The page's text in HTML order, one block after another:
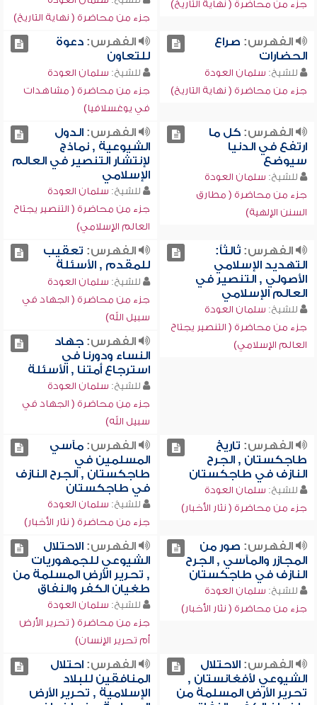
جزء من محاضرة ( نهاية التاريخ)
جزء من محاضرة ( نهاية التاريخ)
الفهرس: صراع
الحضارات
للشيخ: سلمان العودة
جزء من محاضرة ( نهاية التاريخ)
الفهرس:دعوة
للتعاون
للشيخ: سلمان العودة
جزء من محاضرة ( مشاهدات
في يوغسلافيا)
الفهرس:كل ما
ارتفع في الدنيا
سيوضع
للشيخ: سلمان العودة
جزء من محاضرة ( مطارق
السنن الإلهية)
الفهرس:الدول
الشيوعية , نماذج
لإنتشار التنصير في العالم
الإسلامي
للشيخ: سلمان العودة
جزء من محاضرة ( التنصير يجتاح
العالم الإسلامي)
الفهرس:ثالثاً:
التهديد الإسلامي
الأصولي , التنصير في
العالم الإسلامي
للشيخ: سلمان العودة
جزء من محاضرة ( التنصير يجتاح
العالم الإسلامي)
الفهرس: تعقيب
للمقدم , الأسئلة
للشيخ: سلمان العودة
جزء من محاضرة ( الجهاد في
سبيل الله)
الفهرس:جهاد
النساء ودورنا في
استرجاع أمتنا , الأسئلة
للشيخ: سلمان العودة
جزء من محاضرة ( الجهاد في
سبيل الله)
الفهرس: تاريخ
طاجكستان , الجرح
النازف في طاجكستان
للشيخ: سلمان العودة
جزء من محاضرة ( نثار الأخبار)
الفهرس:مآسي
المسلمين في
طاجكستان , الجرح النازف
في طاجكستان
للشيخ: سلمان العودة
جزء من محاضرة ( نثار الأخبار)
الفهرس: صور من
المجازر والمآسي , الجرح
النازف في طاجكستان
للشيخ: سلمان العودة
جزء من محاضرة ( نثار الأخبار)
الفهرس:الاحتلال
الشيوعي للجمهوريات
, تحرير الأرض المسلمة من
طغيان الكفر والنفاق
للشيخ: سلمان العودة
جزء من محاضرة ( تحرير الأرض
أم تحرير الإنسان)
الفهرس:الاحتلال
الشيوعي لأفغانستان ,
تحرير الأرض المسلمة من
الفهرس:احتلال
المنافقين للبلاد
الإسلامية , تحرير الأرض